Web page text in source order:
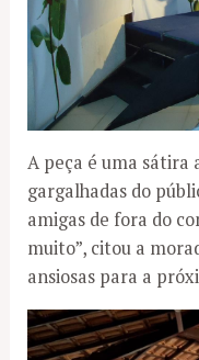
A peça é uma sátira
gargalhadas do
amigas de fora do
muito”, citou a
ansiosas para a